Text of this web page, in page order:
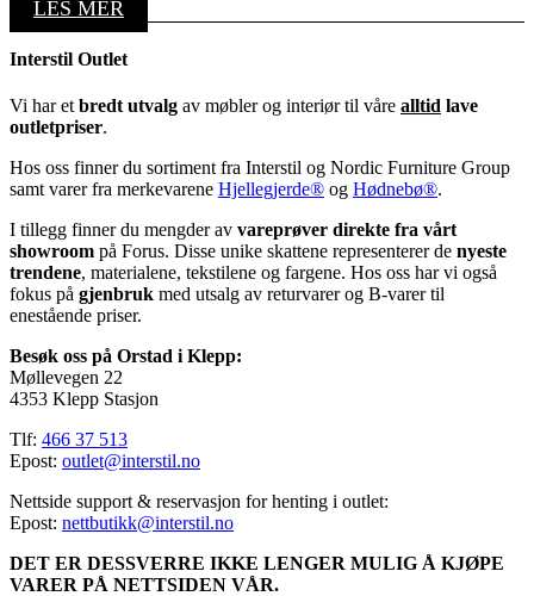
LES MER
Interstil Outlet
Vi har et bredt utvalg av møbler og interiør til våre alltid lave
outletpriser.
Hos oss finner du sortiment fra Interstil og Nordic Furniture Group
samt varer fra merkevarene Hjellegjerde® og Hødnebø®.
I tillegg finner du mengder av vareprøver direkte fra vårt
showroom på Forus. Disse unike skattene representerer de nyeste
trendene, materialene, tekstilene og fargene. Hos oss har vi også
fokus på gjenbruk med utsalg av returvarer og B-varer til
enestående priser.
Besøk oss på Orstad i Klepp:
Møllevegen 22
4353 Klepp Stasjon
Tlf: 466 37 513
Epost: outlet@interstil.no
Nettside support & reservasjon for henting i outlet:
Epost: nettbutikk@interstil.no
DET ER DESSVERRE IKKE LENGER MULIG Å KJØPE
VARER PÅ NETTSIDEN VÅR.